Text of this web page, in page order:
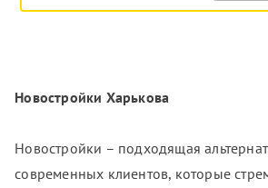
Новостройки Харькова
Новостройки – подходящая
современных клиентов, которые